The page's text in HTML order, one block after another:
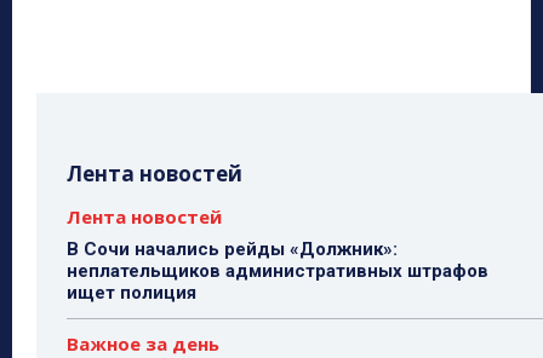
Лента новостей
Лента новостей
В Сочи начались рейды «Должник»:
неплательщиков административных штрафов
ищет полиция
Важное за день